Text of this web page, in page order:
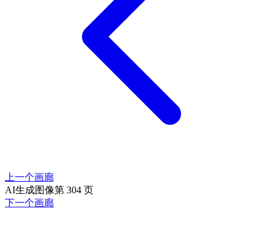
上一个画廊
AI生成图像第 304 页
下一个画廊